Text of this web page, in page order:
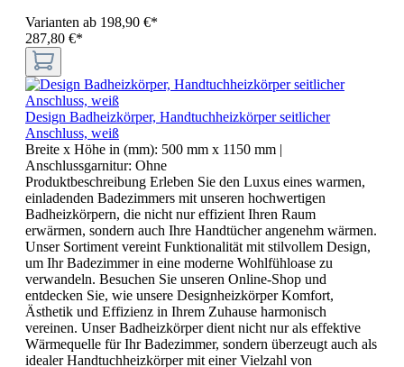
Varianten ab 198,90 €*
287,80 €*
Design Badheizkörper, Handtuchheizkörper seitlicher
Anschluss, weiß
Breite x Höhe in (mm): 500 mm x 1150 mm |
Anschlussgarnitur: Ohne
Produktbeschreibung Erleben Sie den Luxus eines warmen,
einladenden Badezimmers mit unseren hochwertigen
Badheizkörpern, die nicht nur effizient Ihren Raum
erwärmen, sondern auch Ihre Handtücher angenehm wärmen.
Unser Sortiment vereint Funktionalität mit stilvollem Design,
um Ihr Badezimmer in eine moderne Wohlfühloase zu
verwandeln. Besuchen Sie unseren Online-Shop und
entdecken Sie, wie unsere Designheizkörper Komfort,
Ästhetik und Effizienz in Ihrem Zuhause harmonisch
vereinen. Unser Badheizkörper dient nicht nur als effektive
Wärmequelle für Ihr Badezimmer, sondern überzeugt auch als
idealer Handtuchheizkörper mit einer Vielzahl von